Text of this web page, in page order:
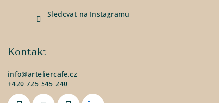
Sledovat na Instagramu
Kontakt
info@arteliercafe.cz
+420 725 545 240